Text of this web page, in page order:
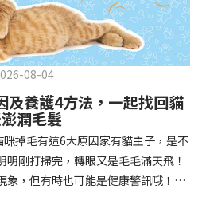
指令，而是建立信任。剛到新家的幼
當空間適應環境很重要。用溫柔的聲
維持規律的餵食和如廁時間，讓幼犬
抱，每天安排固定玩耍時間，這些都
。從簡單的「坐下」開始，再逐步學
來」。每次訓練保持在5-10分鐘內，
晰一致的口令和手勢，成功時立即給
習的關鍵，每天多次短時間練習效
指令，幼犬還需學習生活禮儀。如
食異物或不乾淨的東西、寄生蟲、其
子原因，要不要看醫生？當貓咪拉肚
個步驟，就能快速判斷原因，並決定
肚子判斷步驟1：觀察糞便的狀態：
表不同的腸胃狀況📌 貓咪拉肚子判斷
有沒有突然換飼料或罐頭？ 有沒有吃
食異物？📌 貓咪拉肚子判斷步驟3：
搬家、換貓砂、新成員加入？ 天氣
外出？📌 貓咪拉肚子判斷步驟4：觀
神好嗎？、食慾是否正常？，可先觀
08-04
及養護4方法，一起找回貓
潤毛髮
掉毛有這6大原因家有貓主子，是不
剛打掃完，轉眼又是毛毛滿天飛！
象，但有時也可能是健康警訊哦！以